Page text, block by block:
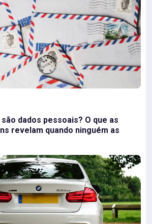
dados pessoais? O que as
revelam quando ninguém as